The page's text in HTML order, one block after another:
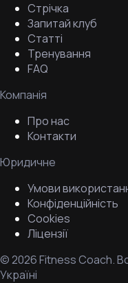
Стрічка
Запитай клуб
Статті
Тренування
FAQ
Компанія
Про нас
Контакти
Юридичне
Умови
Конфіденційність
Cookies
Ліцензії
©2026Fitness Coach.
Україні